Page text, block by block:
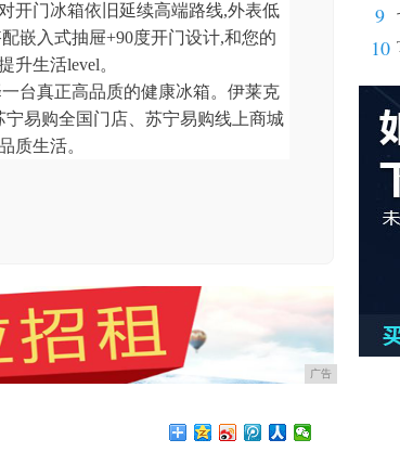
开门冰箱依旧延续高端路线,外表低
嵌入式抽屉+90度开门设计,和您的
升生活level。
台真正高品质的健康冰箱。伊莱克
易购全国门店、苏宁易购线上商城
质生活。
广告
9
10